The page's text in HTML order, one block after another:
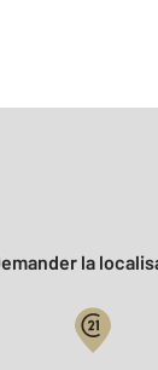
Demander la